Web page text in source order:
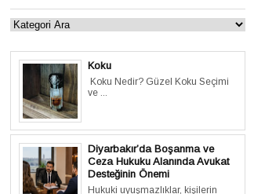
Koku
Koku Nedir? Güzel Koku Seçimi
ve ...
Diyarbakır’da Boşanma ve
Ceza Hukuku Alanında Avukat
Desteğinin Önemi
Hukuki uyuşmazlıklar, kişilerin